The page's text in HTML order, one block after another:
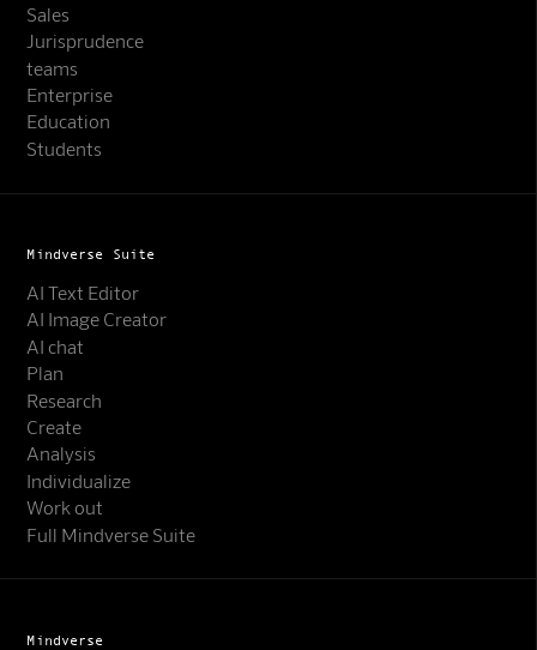
Sales
Jurisprudence
teams
Enterprise
Education
Students
Mindverse Suite
AI Text Editor
AI Image Creator
AI chat
Plan
Research
Create
Analysis
Individualize
Work out
Full Mindverse Suite
Mindverse